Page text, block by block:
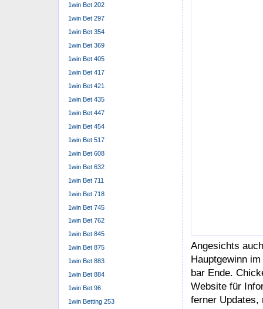
1win Bet 202
1win Bet 297
1win Bet 354
1win Bet 369
1win Bet 405
1win Bet 417
1win Bet 421
1win Bet 435
1win Bet 447
1win Bet 454
1win Bet 517
1win Bet 608
1win Bet 632
1win Bet 711
1win Bet 718
1win Bet 745
1win Bet 762
1win Bet 845
1win Bet 875
1win Bet 883
1win Bet 884
1win Bet 96
1win Betting 253